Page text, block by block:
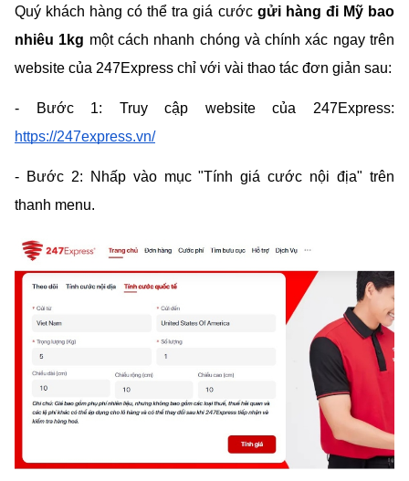
Quý khách hàng có thể tra giá cước gửi hàng đi Mỹ bao
nhiêu 1kg một cách nhanh chóng và chính xác ngay trên
website của 247Express chỉ với vài thao tác đơn giản sau:
https://247express.vn/
- Bước 2: Nhấp vào mục "Tính giá cước nội địa" trên
thanh menu.